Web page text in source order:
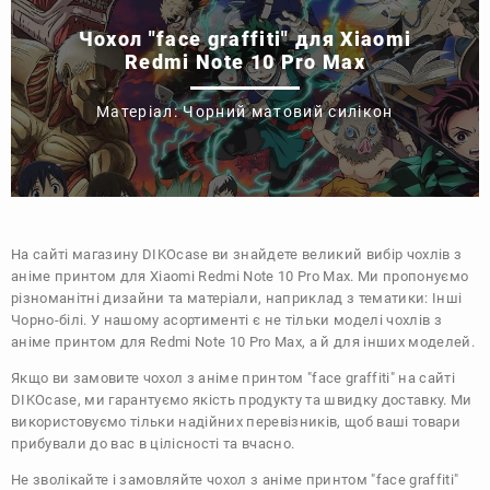
Чохол "face graffiti" для Xiaomi
Redmi Note 10 Pro Max
Матеріал: Чорний матовий силікон
На сайті магазину DIKOcase ви знайдете великий вибір чохлів з
аніме принтом для Xiaomi Redmi Note 10 Pro Max. Ми пропонуємо
різноманітні дизайни та матеріали, наприклад з тематики: Інші
Чорно-білі. У нашому асортименті є не тільки моделі чохлів з
аніме принтом для Redmi Note 10 Pro Max, а й для інших моделей.
Якщо ви замовите чохол з аніме принтом "face graffiti" на сайті
DIKOcase, ми гарантуємо якість продукту та швидку доставку. Ми
використовуємо тільки надійних перевізників, щоб ваші товари
прибували до вас в цілісності та вчасно.
Не зволікайте і замовляйте чохол з аніме принтом "face graffiti"